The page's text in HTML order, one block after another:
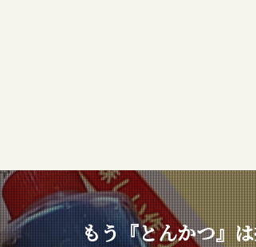
もう『とんかつ』